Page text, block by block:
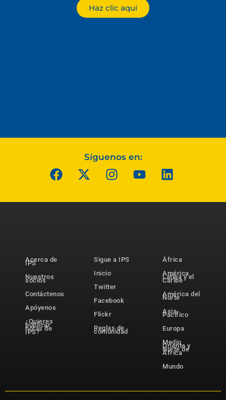
Haz clic aquí
Síguenos en:
Acerca de
IPS
Nuestros
socios
Contáctenos
Apóyenos
¿Quieres
publicar
notas de
IPS?
Sigue a IPS
Inicio
Twitter
Facebook
Flickr
Reglas de
comunidad
África
América
Latina y el
Caribe
América del
Norte
Asia-
Pacífico
Europa
Medio
Oriente y
Norte de
África
Mundo